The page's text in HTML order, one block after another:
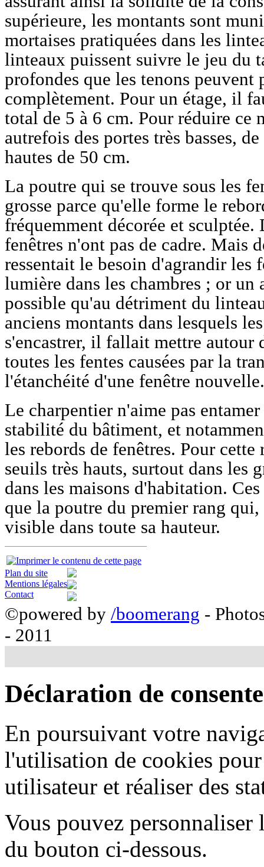
supérieure, les montants sont
mortaises pratiquées dans les
linteaux puissent suivre le jeu du
profondes que les tenons
complètement. Pour un étage, il
total de 5 à 6 cm. Pour réduire ce
autrefois des portes très basses,
hautes de 50 cm.
La poutre qui se trouve sous les
grosse parce qu'elle forme le
fréquemment décorée et
fenêtres n'ont pas de cadre. Mais
ressentait le besoin d'agrandir les
lumière dans les chambres ; or un
possible qu'au détriment du
anciens montants dans lesquels
s'encastrer, il fallait mettre autour
toutes les fentes causées par la
l'étanchéité d'une fenêtre nouvelle.
Le charpentier n'aime pas
stabilité du bâtiment, et
les rebords de fenêtres. Pour
seuils très hauts, surtout dans les
dans les maisons d'habitation.
que la poutre du premier rang
visible dans toute sa hauteur.
Plan du site
Mentions légales
Contact
©powered by /boomerang -
- 2011
Déclaration de
En poursuivant votre
l'utilisation de cookies
utilisateur et réaliser des
Vous pouvez
du bouton ci-dessous.